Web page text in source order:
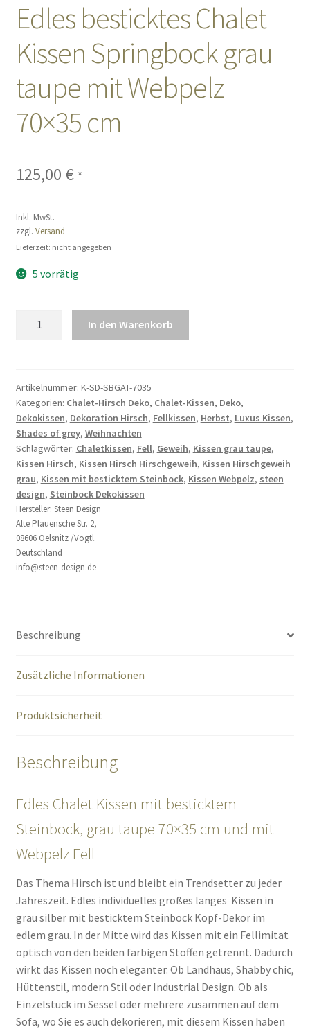
Vertrag widerrufen
Edles besticktes Chalet
Kissen Springbock grau
taupe mit Webpelz
70×35 cm
125,00 € *
Inkl. MwSt.
zzgl. Versand
Lieferzeit: nicht angegeben
5 vorrätig
Springbock
grau
taupe
mit
Webpelz
70x35
cm
Menge
In den Warenkorb
Artikelnummer: K-SD-SBGAT-7035
Kategorien: Chalet-Hirsch Deko, Chalet-Kissen, Deko,
Dekokissen, Dekoration Hirsch, Fellkissen, Herbst, Luxus Kissen,
Shades of grey, Weihnachten
Schlagwörter: Chaletkissen, Fell, Geweih, Kissen grau taupe,
Kissen Hirsch, Kissen Hirsch Hirschgeweih, Kissen Hirschgeweih
grau, Kissen mit besticktem Steinbock, Kissen Webpelz, steen
design, Steinbock Dekokissen
Hersteller: Steen Design
Alte Plauensche Str. 2,
08606 Oelsnitz /Vogtl.
Deutschland
info@steen-design.de
Beschreibung
Zusätzliche Informationen
Produktsicherheit
Beschreibung
Edles Chalet Kissen mit besticktem
Steinbock, grau taupe 70×35 cm und mit
Webpelz Fell
Das Thema Hirsch ist und bleibt ein Trendsetter zu jeder
Jahreszeit. Edles individuelles großes langes Kissen in
grau silber mit besticktem Steinbock Kopf-Dekor im
edlem grau. In der Mitte wird das Kissen mit ein Fellimitat
optisch von den beiden farbigen Stoffen getrennt. Dadurch
wirkt das Kissen noch eleganter. Ob Landhaus, Shabby chic,
Hüttenstil, modern Stil oder Industrial Design. Ob als
Einzelstück im Sessel oder mehrere zusammen auf dem
Sofa, wo Sie es auch dekorieren, mit diesem Kissen haben